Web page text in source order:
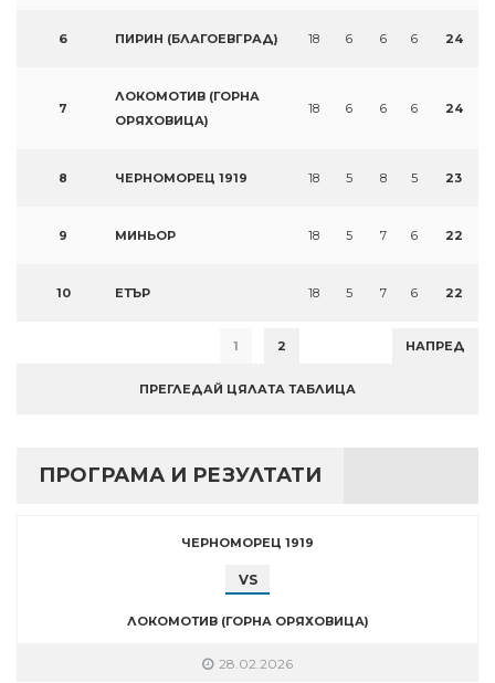
6 ПИРИН (БЛАГОЕВГРАД) 18 6 6 6 24
7
ЛОКОМОТИВ (ГОРНА
ОРЯХОВИЦА)
18 6 6 6 24
8 ЧЕРНОМОРЕЦ 1919 18 5 8 5 23
9 МИНЬОР 18 5 7 6 22
10 ЕТЪР 18 5 7 6 22
1 2 НАПРЕД
ПРЕГЛЕДАЙ ЦЯЛАТА ТАБЛИЦА
ПРОГРАМА И РЕЗУЛТАТИ
ЧЕРНОМОРЕЦ 1919
VS
ЛОКОМОТИВ (ГОРНА ОРЯХОВИЦА)
28.02.2026